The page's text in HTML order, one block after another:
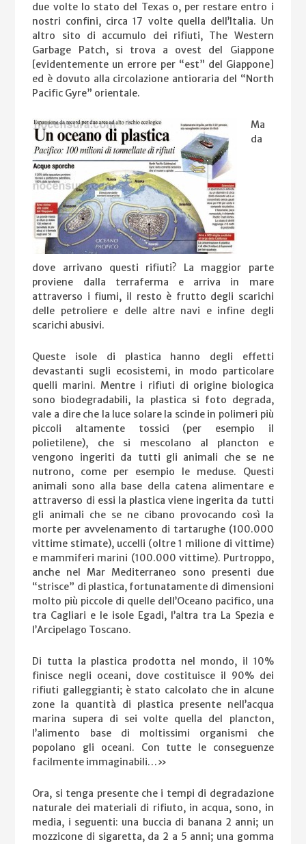
due volte lo stato del Texas o, per restare entro i
nostri confini, circa 17 volte quella dell’Italia. Un
altro sito di accumulo dei rifiuti, The Western
Garbage Patch, si trova a ovest del Giappone
[evidentemente un errore per “est” del Giappone]
ed è dovuto alla circolazione antioraria del “North
Pacific Gyre” orientale.
Ma
da
dove arrivano questi rifiuti? La maggior parte
proviene dalla terraferma e arriva in mare
attraverso i fiumi, il resto è frutto degli scarichi
delle petroliere e delle altre navi e infine degli
scarichi abusivi.
Queste isole di plastica hanno degli effetti
devastanti sugli ecosistemi, in modo particolare
quelli marini. Mentre i rifiuti di origine biologica
sono biodegradabili, la plastica si foto degrada,
vale a dire che la luce solare la scinde in polimeri più
piccoli altamente tossici (per esempio il
polietilene), che si mescolano al plancton e
vengono ingeriti da tutti gli animali che se ne
nutrono, come per esempio le meduse. Questi
animali sono alla base della catena alimentare e
attraverso di essi la plastica viene ingerita da tutti
gli animali che se ne cibano provocando così la
morte per avvelenamento di tartarughe (100.000
vittime stimate), uccelli (oltre 1 milione di vittime)
e mammiferi marini (100.000 vittime). Purtroppo,
anche nel Mar Mediterraneo sono presenti due
“strisce” di plastica, fortunatamente di dimensioni
molto più piccole di quelle dell’Oceano pacifico, una
tra Cagliari e le isole Egadi, l’altra tra La Spezia e
l’Arcipelago Toscano.
Di tutta la plastica prodotta nel mondo, il 10%
finisce negli oceani, dove costituisce il 90% dei
rifiuti galleggianti; è stato calcolato che in alcune
zone la quantità di plastica presente nell’acqua
marina supera di sei volte quella del plancton,
l’alimento base di moltissimi organismi che
popolano gli oceani. Con tutte le conseguenze
facilmente immaginabili…»
Ora, si tenga presente che i tempi di degradazione
naturale dei materiali di rifiuto, in acqua, sono, in
media, i seguenti: una buccia di banana 2 anni; un
mozzicone di sigaretta, da 2 a 5 anni; una gomma